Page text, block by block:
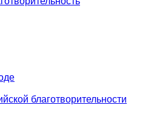
благотворительности